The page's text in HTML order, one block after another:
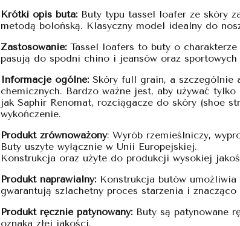
Krótki opis buta: Buty typu tassel loafer ze skóry
metodą bolońską. Klasyczny model idealny do
Zastosowanie: Tassel loafers to buty o
pasują do spodni chino i jeansów oraz
Informacje ogólne:Skóry full grain, a szczególnie
chemicznych. Bardzo ważne jest, aby używać
jak Saphir Renomat, rozciągacze do skóry (shoe
wykończenie.
Produkt zrównoważony: Wyrób rzemieślniczy,
Buty uszyte wyłącznie w Unii Europejskiej.
Konstrukcja oraz użyte do produkcji wysokiej
Produkt naprawialny:Konstrukcja butów umożliwia
gwarantują szlachetny proces starzenia i
Produkt ręcznie patynowany:Buty są patynowane
oznaka złej jakości.